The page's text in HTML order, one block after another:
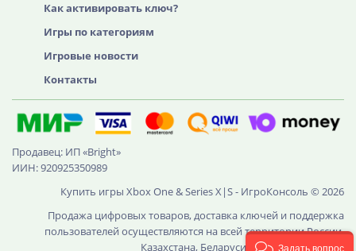
Как активировать ключ?
Игры по категориям
Игровые новости
Контакты
Продавец: ИП «Bright»
ИИН: 920925350989
Купить игры Xbox One & Series X|S - ИгроКонсоль © 2026
Продажа цифровых товаров, доставка ключей и поддержка
пользователей осуществляются на всей территории России,
Казахстана, Беларуси и других стран СНГ
Задать вопрос